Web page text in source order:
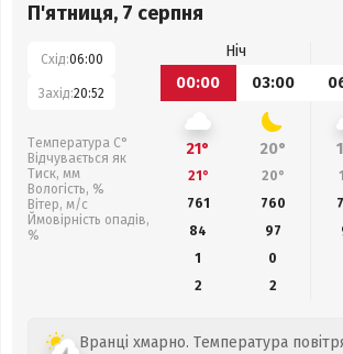
П'ятниця, 7 серпня
Схід:06:00
Захід:20:52
Температура С°
Відчувається як
Тиск, мм
Вологість, %
Вітер, м/с
Ймовірність опадів,
%
Ніч
00:00
03:00
21° 20°
21° 20°
761
760
84
97
1
0
2
2
Вранці хмарно. Температура